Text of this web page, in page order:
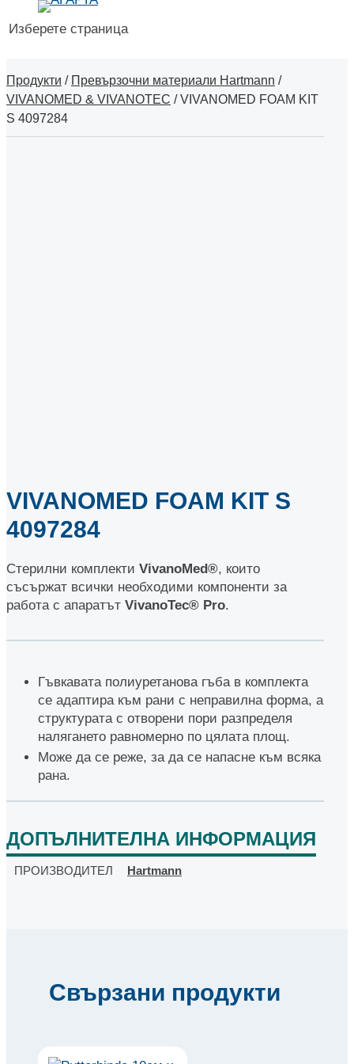
Изберете страница
Продукти / Превързочни материали Hartmann /
VIVANOMED & VIVANOTEC /VIVANOMED FOAM KIT
S 4097284
VIVANOMED FOAM KIT S
4097284
Стерилни комплекти VivanoMed®, които
съсържат всички необходими компоненти за
работа с апаратът VivanoТес® Pro.
Гъвкавата полиуретанова гъба в комплекта
се адаптира към рани с неправилна форма, а
структурата с отворени пори разпределя
налягането равномерно по цялата площ.
Може да се реже, за да се напасне към всяка
рана.
ДОПЪЛНИТЕЛНА ИНФОРМАЦИЯ
ПРОИЗВОДИТЕЛ Hartmann
Свързани продукти